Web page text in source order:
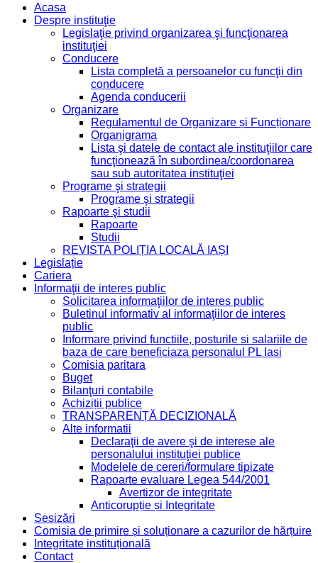
Acasa
Despre instituţie
Legislaţie privind organizarea şi funcţionarea
instituţiei
Conducere
Lista completă a persoanelor cu funcţii din
conducere
Agenda conducerii
Organizare
Regulamentul de Organizare și Funcționare
Organigrama
Lista şi datele de contact ale instituţiilor care
funcţionează în subordinea/coordonarea
sau sub autoritatea instituţiei
Programe şi strategii
Programe şi strategii
Rapoarte şi studii
Rapoarte
Studii
REVISTA POLIȚIA LOCALĂ IAȘI
Legislație
Cariera
Informaţii de interes public
Solicitarea informaţiilor de interes public
Buletinul informativ al informaţiilor de interes
public
Informare privind functiile, posturile si salariile de
baza de care beneficiaza personalul PL Iasi
Comisia paritara
Buget
Bilanţuri contabile
Achiziții publice
TRANSPARENȚĂ DECIZIONALĂ
Alte informatii
Declaraţii de avere şi de interese ale
personalului instituţiei publice
Modelele de cereri/formulare tipizate
Rapoarte evaluare Legea 544/2001
Avertizor de integritate
Anticorupție și Integritate
Sesizări
Comisia de primire și soluționare a cazurilor de hărțuire
Integritate instituțională
Contact